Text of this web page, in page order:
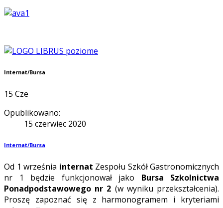
Internat/Bursa
15 Cze
Opublikowano:
15 czerwiec 2020
Internat/Bursa
Od 1 września internat Zespołu Szkół Gastronomicznych
nr 1 będzie funkcjonował jako Bursa Szkolnictwa
Ponadpodstawowego nr 2 (w wyniku przekształcenia).
Proszę zapoznać się z harmonogramem i kryteriami